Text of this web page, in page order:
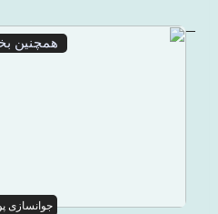
همچنین
جوانسازی